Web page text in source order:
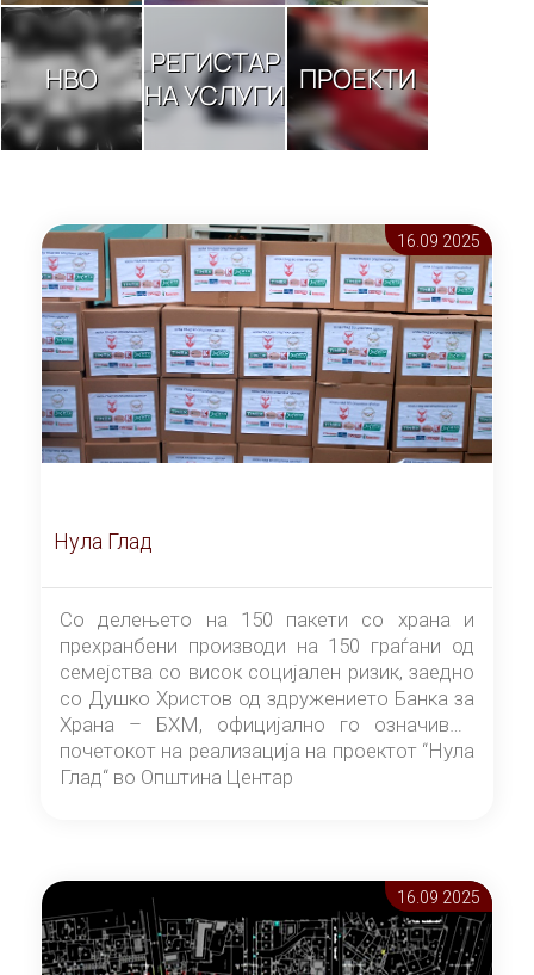
НВО
РЕГИСТАР
НА УСЛУГИ ПРОЕКТИ
16.09 2025
Нула Глад
Со делењето на 150 пакети со храна и
прехранбени производи на 150 граѓани од
семејства со висок социјален ризик, заедно
со Душко Христов од здружението Банка за
Храна – БХМ, официјално го означивме
почетокот на реализација на проектот “Нула
Глад“ во Општина Центар
16.09 2025